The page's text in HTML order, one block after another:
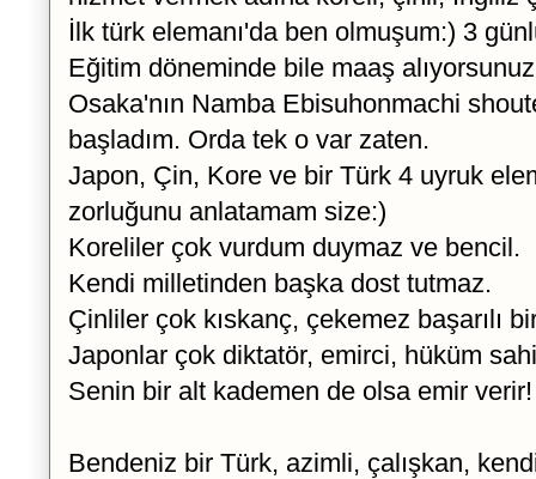
İlk türk elemanı'da ben olmuşum:) 3
Eğitim döneminde bile maaş
Osaka'nın Namba Ebisuhonmachi
başladım. Orda tek o var zaten.
Japon, Çin, Kore ve bir Türk 4 uyruk
zorluğunu anlatamam size:)
Koreliler çok vurdum duymaz ve bencil.
Kendi milletinden başka dost tutmaz.
Çinliler çok kıskanç, çekemez başarılı
Japonlar çok diktatör, emirci, hüküm
Senin bir alt kademen de olsa emir verir!
Bendeniz bir Türk, azimli, çalışkan,